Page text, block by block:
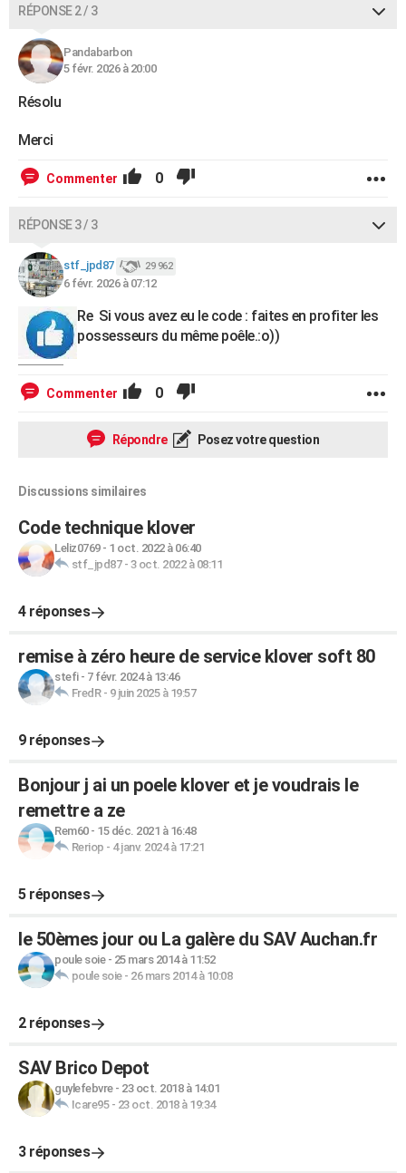
RÉPONSE 2 / 3
Pandabarbon
5 févr. 2026 à 20:00
Résolu
Merci
Commenter 0
RÉPONSE 3 / 3
stf_jpd87 29 962
6 févr. 2026 à 07:12
Re Si vous avez eu le code : faites en profiter les
possesseurs du même poêle.:o))
Commenter 0
Répondre Posez votre question
Discussions similaires
Code technique klover
Leliz0769- 1 oct. 2022 à 06:40
stf_jpd87- 3 oct. 2022 à 08:11
4 réponses
remise à zéro heure de service klover soft 80
stefi- 7 févr. 2024 à 13:46
FredR- 9 juin 2025 à 19:57
9 réponses
Bonjour j ai un poele klover et je voudrais le
remettre a ze
Rem60- 15 déc. 2021 à 16:48
Reriop - 4 janv. 2024 à 17:21
5 réponses
le 50èmes jour ou La galère du SAV Auchan.fr
poule soie- 25 mars 2014 à 11:52
poule soie- 26 mars 2014 à 10:08
2 réponses
SAV Brico Depot
guylefebvre- 23 oct. 2018 à 14:01
Icare95- 23 oct. 2018 à 19:34
3 réponses